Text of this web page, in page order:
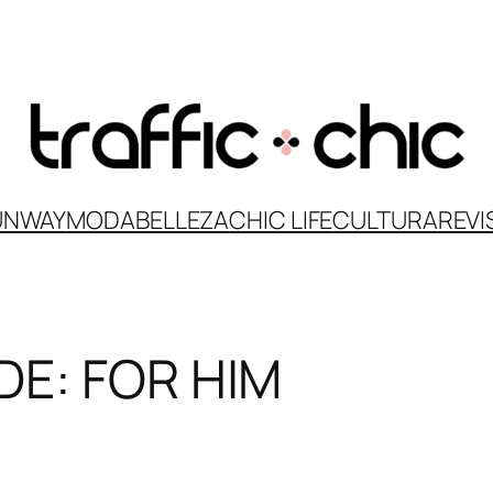
MODABELLEZACHIC LIFECULTURA
FOR HIM